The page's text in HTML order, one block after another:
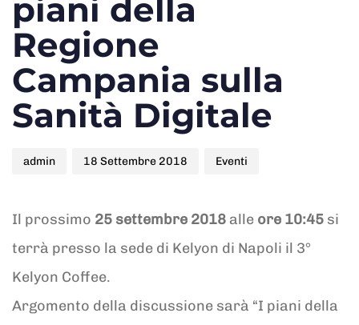
piani della
Regione
Campania sulla
Sanità Digitale
admin 18 Settembre 2018 Eventi
Il prossimo 25 settembre 2018 alle ore 10:45 si
terrà presso la sede di Kelyon di Napoli il 3°
Kelyon Coffee.
Argomento della discussione sarà “I piani della